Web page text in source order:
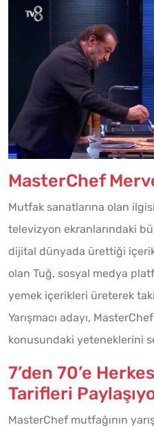
MasterChef
Mutfak sanatlarına olan
televizyon ekranlarındaki
dijital dünyada ürettiği
olan Tuğ, sosyal medya
yemek içerikleri üreterek
Yarışmacı adayı,
konusundaki yeteneklerini
7’den 70’e
Tarifleri
MasterChef mutfağının